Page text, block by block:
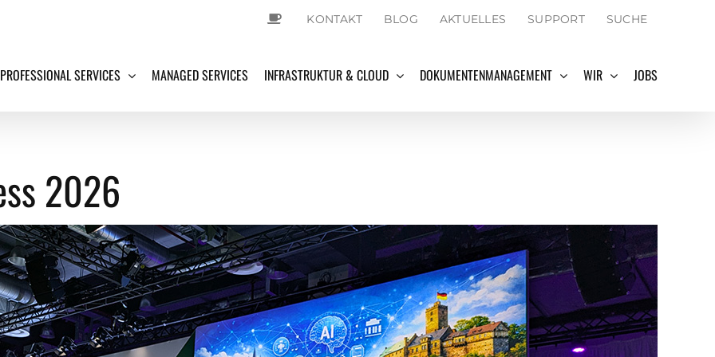
KONTAKT BLOG AKTUELLES SUPPORT SUCHE
PROFESSIONAL SERVICES MANAGED SERVICES INFRASTRUKTUR & CLOUD DOKUMENTENMANAGEMENT WIR JOBS
2026